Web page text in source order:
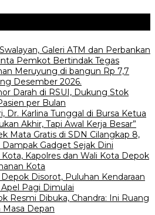
Galeri ATM dan Perbankan
Pemkot Bertindak Tegas
Meruyung di bangun Rp 7,7
Desember 2026.
Darah di RSUI, Dukung Stok
per Bulan
Dr. Karlina Tunggal di Bursa Ketua
Akhir, Tapi Awal Kerja Besar”
Mata Gratis di SDN Cilangkap 8,
Gadget Sejak Dini
Kapolres dan Wali Kota Depok
Kota
Disorot, Puluhan Kendaraan
Pagi Dimulai
Resmi Dibuka, Chandra: Ini Ruang
Depan